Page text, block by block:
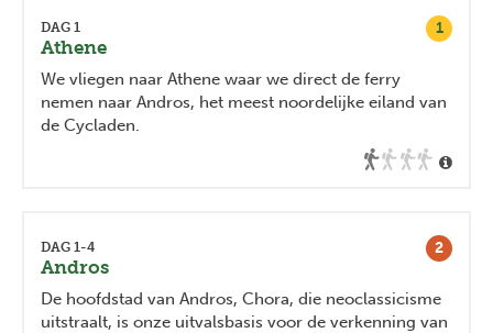
1
DAG 1
Athene
We vliegen naar Athene waar we direct de ferry
nemen naar Andros, het meest noordelijke eiland van
de Cycladen.
2
DAG 1-4
Andros
De hoofdstad van Andros, Chora, die neoclassicisme
uitstraalt, is onze uitvalsbasis voor de verkenning van